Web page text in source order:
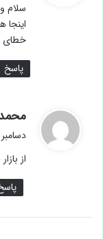
سلام
اینجا
خطای
پاسخ
دسامبر 15, 2022 در 2:52 ق.ظ
از